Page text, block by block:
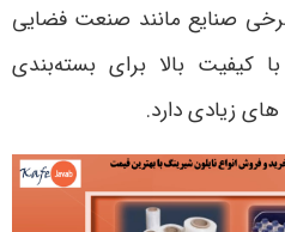
صنایع مانند صنعت فضایی
کیفیت بالا برای بسته‌بندی
زیادی دارد.